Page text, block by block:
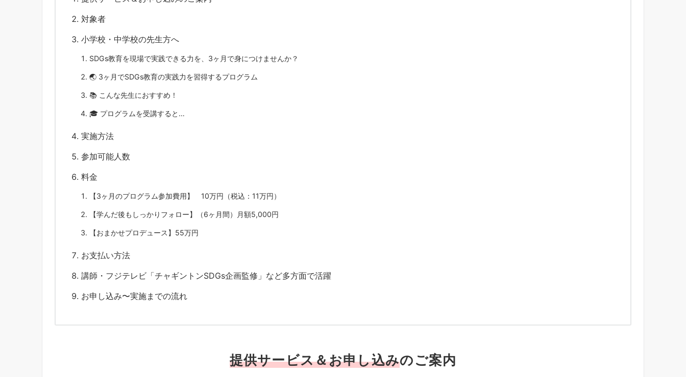
対象者
小学校・中学校の先生方へ
SDGs教育を現場で実践できる力を、3ヶ月で身につけませんか？
🌏 3ヶ月でSDGs教育の実践力を習得するプログラム
📚 こんな先生におすすめ！
🎓 プログラムを受講すると…
実施方法
参加可能人数
料金
【3ヶ月のプログラム参加費用】 10万円（税込：11万円）
【学んだ後もしっかりフォロー】（6ヶ月間）月額5,000円
【おまかせプロデュース】55万円
お支払い方法
講師・フジテレビ「チャギントンSDGs企画監修」など多方面で活躍
お申し込み〜実施までの流れ
提供サービス＆お申し込みのご案内